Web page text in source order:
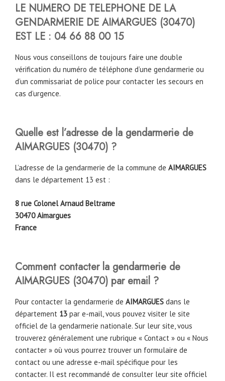
LE NUMERO DE TELEPHONE DE LA
GENDARMERIE DE AIMARGUES (30470)
EST LE : 04 66 88 00 15
Nous vous conseillons de toujours faire une double
vérification du numéro de téléphone d’une gendarmerie ou
d’un commissariat de police pour contacter les secours en
cas d’urgence.
Quelle est l’adresse de la gendarmerie de
AIMARGUES (30470) ?
L’adresse de la gendarmerie de la commune de AIMARGUES
dans le département 13 est :
8 rue Colonel Arnaud Beltrame
30470 Aimargues
France
Comment contacter la gendarmerie de
AIMARGUES (30470) par email ?
Pour contacter la gendarmerie de AIMARGUES dans le
département 13 par e-mail, vous pouvez visiter le site
officiel de la gendarmerie nationale. Sur leur site, vous
trouverez généralement une rubrique « Contact » ou « Nous
contacter » où vous pourrez trouver un formulaire de
contact ou une adresse e-mail spécifique pour les
contacter. Il est recommandé de consulter leur site officiel